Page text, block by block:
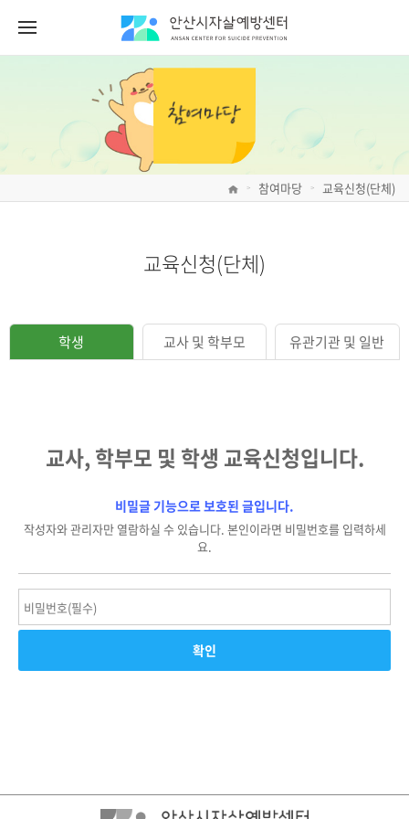
> 참여마당 > 교육신청(단체)
교육신청(단체)
학생 교사 및 학부모 유관기관 및 일반
교사, 학부모 및 학생 교육신청입니다.
비밀글 기능으로 보호된 글입니다.
작성자와 관리자만 열람하실 수 있습니다. 본인이라면 비밀번호를 입력하세
요.